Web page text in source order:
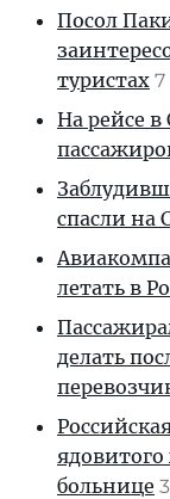
Посол
туристах 7
На рейсе в
спасли на
летать в
делать
ядовитого
больнице